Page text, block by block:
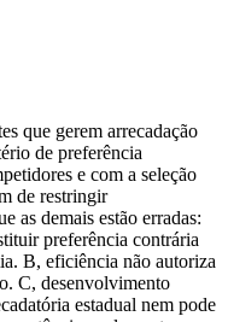
que gerem arrecadação
de preferência
e com a seleção
de restringir
as demais estão erradas:
preferência contrária
B, eficiência não autoriza
C, desenvolvimento
estadual nem pode